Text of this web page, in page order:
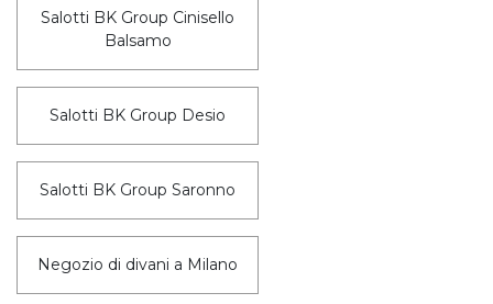
Salotti BK Group Cinisello
Balsamo
Salotti BK Group Desio
Salotti BK Group Saronno
Negozio di divani a Milano